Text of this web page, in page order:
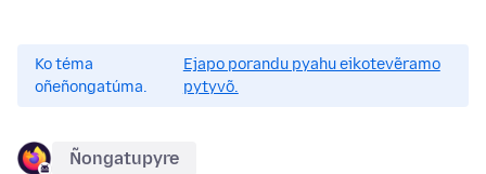
Ko téma
oñeñongatúma.
Ejapo porandu pyahu eikotevẽramo
pytyvõ.
Ñongatupyre